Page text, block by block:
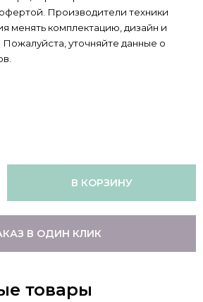
Производители техники
менять комплектацию, дизайн и
уточняйте данные о
В КОРЗИНУ
В ОДИН КЛИК
товары